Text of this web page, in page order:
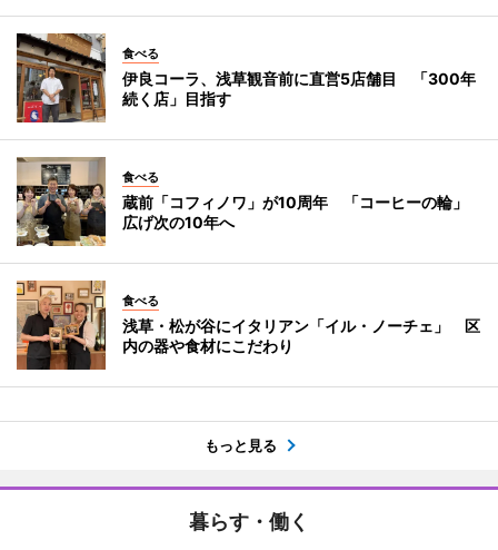
食べる
伊良コーラ、浅草観音前に直営5店舗目 「300年
続く店」目指す
食べる
蔵前「コフィノワ」が10周年 「コーヒーの輪」
広げ次の10年へ
食べる
浅草・松が谷にイタリアン「イル・ノーチェ」 区
内の器や食材にこだわり
もっと見る
暮らす・働く